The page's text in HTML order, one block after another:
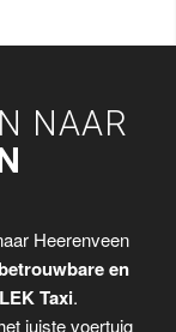
NAAR
Heerenveen
en
Taxi.
juiste voertuig